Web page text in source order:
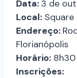
Data: 3 de
Local:
Endereço:
Florianópolis
Horário: 8h30
Inscrições: